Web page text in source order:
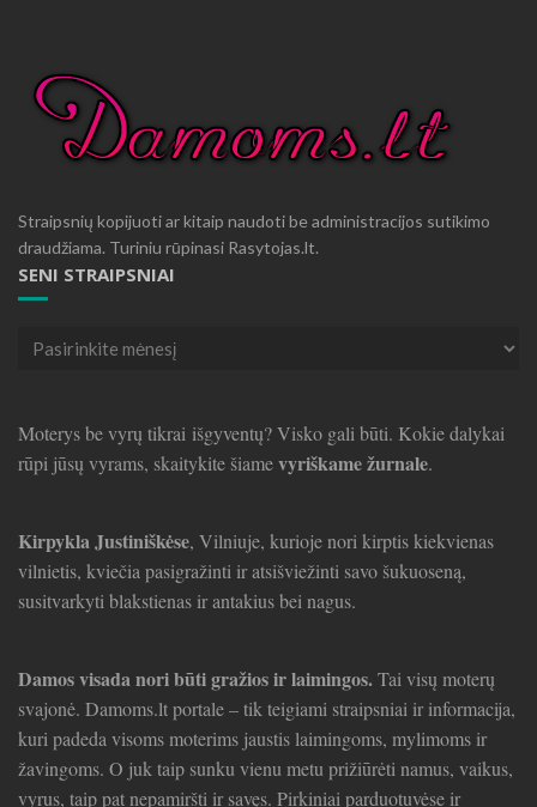
Straipsnių kopijuoti ar kitaip naudoti be administracijos sutikimo
draudžiama. Turiniu rūpinasi Rasytojas.lt.
SENI STRAIPSNIAI
Seni
Moterys be vyrų tikrai išgyventų? Visko gali būti. Kokie dalykai
rūpi jūsų vyrams, skaitykite šiamevyriškame žurnale.
Kirpykla Justiniškėse, Vilniuje, kurioje nori kirptis kiekvienas
vilnietis, kviečia pasigražinti ir atsišviežinti savo šukuoseną,
susitvarkyti blakstienas ir antakius bei nagus.
Damos visada nori būti gražios ir laimingos.Tai visų moterų
svajonė. Damoms.lt portale – tik teigiami straipsniai ir informacija,
kuri padeda visoms moterims jaustis laimingoms, mylimoms ir
žavingoms. O juk taip sunku vienu metu prižiūrėti namus, vaikus,
vyrus, taip pat nepamiršti ir savęs. Pirkiniai parduotuvėse ir